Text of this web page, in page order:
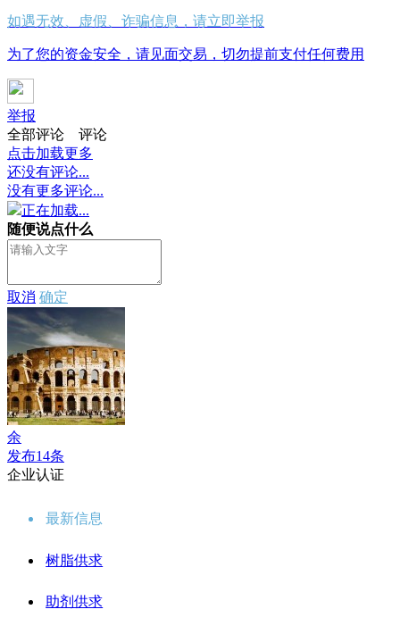
如遇无效、虚假、诈骗信息，请立即举报
为了您的资金安全，请见面交易，切勿提前支付任何费用
举报
全部评论
评论
点击加载更多
还没有评论...
没有更多评论...
正在加载...
随便说点什么
取消 确定
余
发布14条
企业认证
最新信息
树脂供求
助剂供求